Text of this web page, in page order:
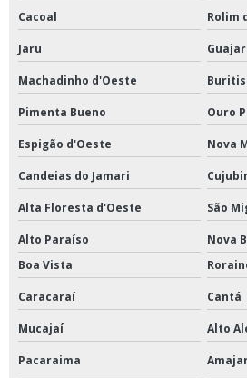
Cacoal Rolim
Jaru
Machadinho d'Oeste Buritis
Pimenta Bueno Ouro
Espigão d'Oeste Nova
Candeias do Jamari
Alta Floresta d'Oeste São
Alto Paraíso
Nova
Boa Vista
Caracaraí Cantá
Mucajaí Alto
Pacaraima